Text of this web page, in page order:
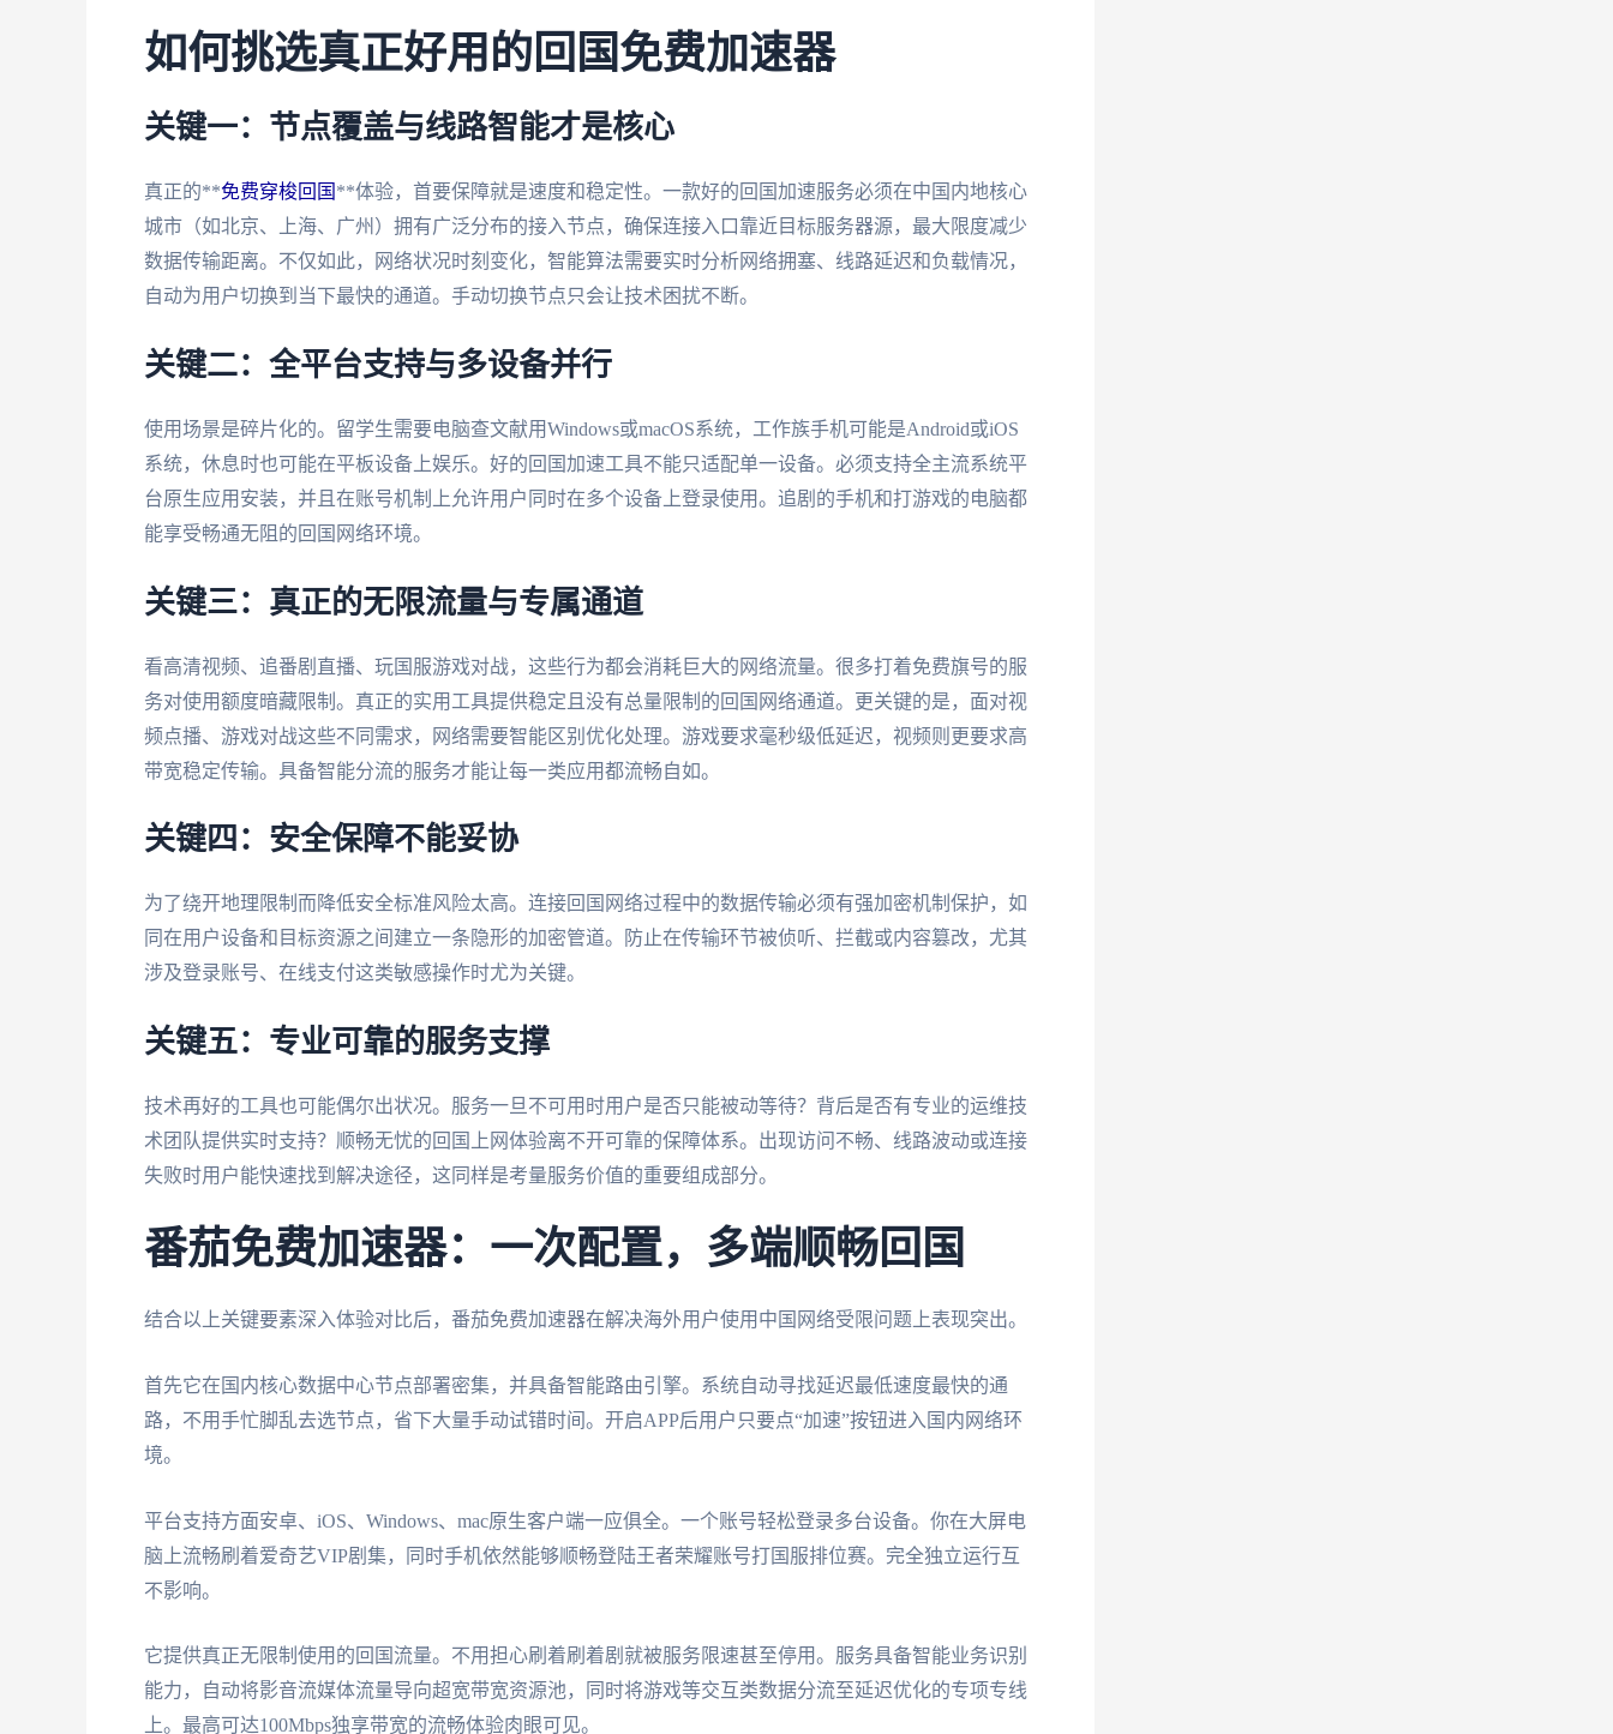
如何挑选真正好用的回国免费加速器
关键一：节点覆盖与线路智能才是核心
真正的**免费穿梭回国 **体验，首要保障就是速度和稳定性。一款好的回国加速服务必须在中国内地核心
城市（如北京、上海、广州）拥有广泛分布的接入节点，确保连接入口靠近目标服务器源，最大限度减少
数据传输距离。不仅如此，网络状况时刻变化，智能算法需要实时分析网络拥塞、线路延迟和负载情况，
自动为用户切换到当下最快的通道。手动切换节点只会让技术困扰不断。
关键二：全平台支持与多设备并行
使用场景是碎片化的。留学生需要电脑查文献用Windows或macOS系统，工作族手机可能是Android或iOS
系统，休息时也可能在平板设备上娱乐。好的回国加速工具不能只适配单一设备。必须支持全主流系统平
台原生应用安装，并且在账号机制上允许用户同时在多个设备上登录使用。追剧的手机和打游戏的电脑都
能享受畅通无阻的回国网络环境。
关键三：真正的无限流量与专属通道
看高清视频、追番剧直播、玩国服游戏对战，这些行为都会消耗巨大的网络流量。很多打着免费旗号的服
务对使用额度暗藏限制。真正的实用工具提供稳定且没有总量限制的回国网络通道。更关键的是，面对视
频点播、游戏对战这些不同需求，网络需要智能区别优化处理。游戏要求毫秒级低延迟，视频则更要求高
带宽稳定传输。具备智能分流的服务才能让每一类应用都流畅自如。
关键四：安全保障不能妥协
为了绕开地理限制而降低安全标准风险太高。连接回国网络过程中的数据传输必须有强加密机制保护，如
同在用户设备和目标资源之间建立一条隐形的加密管道。防止在传输环节被侦听、拦截或内容篡改，尤其
涉及登录账号、在线支付这类敏感操作时尤为关键。
关键五：专业可靠的服务支撑
技术再好的工具也可能偶尔出状况。服务一旦不可用时用户是否只能被动等待？背后是否有专业的运维技
术团队提供实时支持？顺畅无忧的回国上网体验离不开可靠的保障体系。出现访问不畅、线路波动或连接
失败时用户能快速找到解决途径，这同样是考量服务价值的重要组成部分。
番茄免费加速器：一次配置，多端顺畅回国
结合以上关键要素深入体验对比后，番茄免费加速器在解决海外用户使用中国网络受限问题上表现突出。
首先它在国内核心数据中心节点部署密集，并具备智能路由引擎。系统自动寻找延迟最低速度最快的通
路，不用手忙脚乱去选节点，省下大量手动试错时间。开启APP后用户只要点“加速”按钮进入国内网络环
境。
平台支持方面安卓、iOS、Windows、mac原生客户端一应俱全。一个账号轻松登录多台设备。你在大屏电
脑上流畅刷着爱奇艺VIP剧集，同时手机依然能够顺畅登陆王者荣耀账号打国服排位赛。完全独立运行互
不影响。
它提供真正无限制使用的回国流量。不用担心刷着刷着剧就被服务限速甚至停用。服务具备智能业务识别
能力，自动将影音流媒体流量导向超宽带宽资源池，同时将游戏等交互类数据分流至延迟优化的专项专线
上。最高可达100Mbps独享带宽的流畅体验肉眼可见。